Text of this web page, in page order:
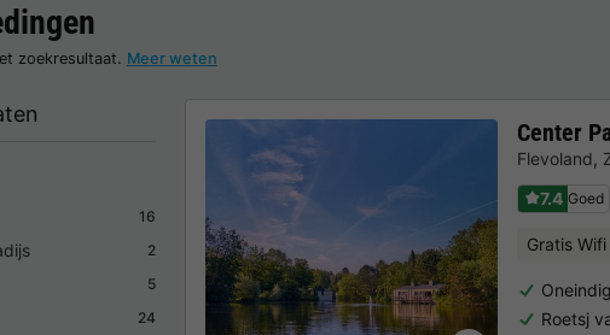
zoekresultaat. Meer weten
16
2
5
24
Center
Flevoland,
7.4 Goed
Gratis
Roetsj